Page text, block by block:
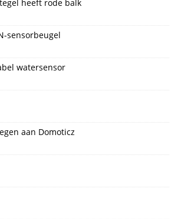
heeft rode balk
sensorbeugel
watersensor
aan Domoticz